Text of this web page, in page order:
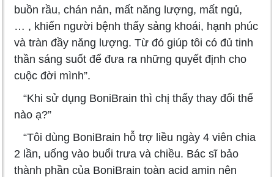
buồn rầu, chán nản, mất năng lượng, mất ngủ,
… , khiến người bệnh thấy sảng khoái, hạnh phúc
và tràn đầy năng lượng. Từ đó giúp tôi có đủ tinh
thần sáng suốt để đưa ra những quyết định cho
cuộc đời mình”.
“Khi sử dụng BoniBrain thì chị thấy thay đổi thế
nào ạ?”
“Tôi dùng BoniBrain hỗ trợ liều ngày 4 viên chia
2 lần, uống vào buổi trưa và chiều. Bác sĩ bảo
thành phần của BoniBrain toàn acid amin nên